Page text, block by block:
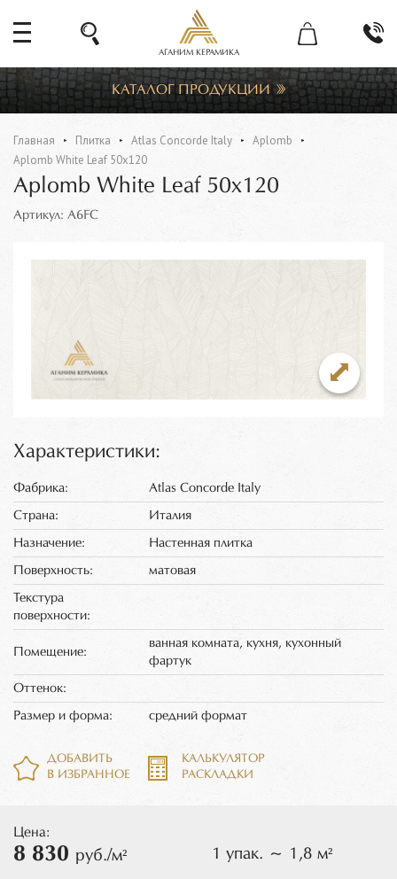
АГАНИМ КЕРАМИКА
КАТАЛОГ ПРОДУКЦИИ
Главная Плитка Atlas Concorde Italy
Aplomb
Aplomb White Leaf 50x120
Aplomb White Leaf 50x120
Артикул: A6FC
Характеристики:
Фабрика: Atlas Concorde Italy
Страна: Италия
Назначение: Настенная плитка
Поверхность: матовая
Текстура
поверхности:
Помещение:
ванная комната, кухня, кухонный
фартук
Оттенок:
Размер и форма: средний формат
ДОБАВИТЬ
В ИЗБРАННОЕ
КАЛЬКУЛЯТОР
РАСКЛАДКИ
Цена:
8 830 руб./м² 1 упак. ~ 1,8 м²